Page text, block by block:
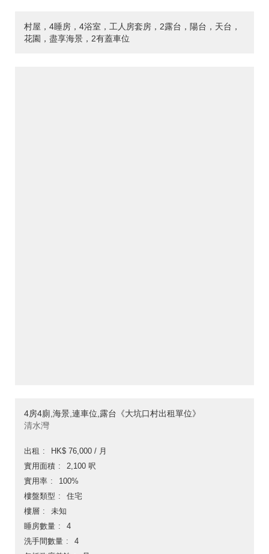
村屋，4睡房，4浴室，工人房套房，2露台，陽台，天台，
花園，盡享海景，2有蓋車位
4房4廁,海景,連車位,露台《大坑口村出租單位》
清水灣
出租
HK$ 76,000 / 月
實用面積
2,100 呎
實用率
100%
樓盤類型
住宅
樓層
未知
睡房數量
4
洗手間數量
4